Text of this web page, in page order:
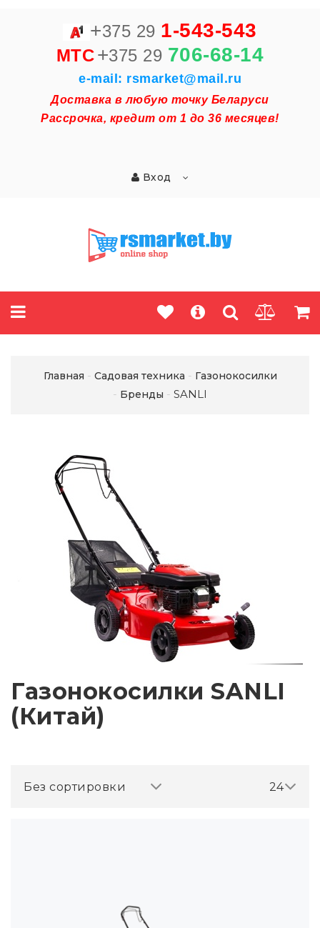
+375 29 1-543-543
MTC+375 29 706-68-14
e-mail: rsmarket@mail.ru
Доставка в любую точку Беларуси
Рассрочка, кредит от 1 до 36 месяцев!
Вход
Главная Садовая техника
Газонокосилки
Бренды
SANLI
Газонокосилки SANLI
(Китай)
24
Без сортировки